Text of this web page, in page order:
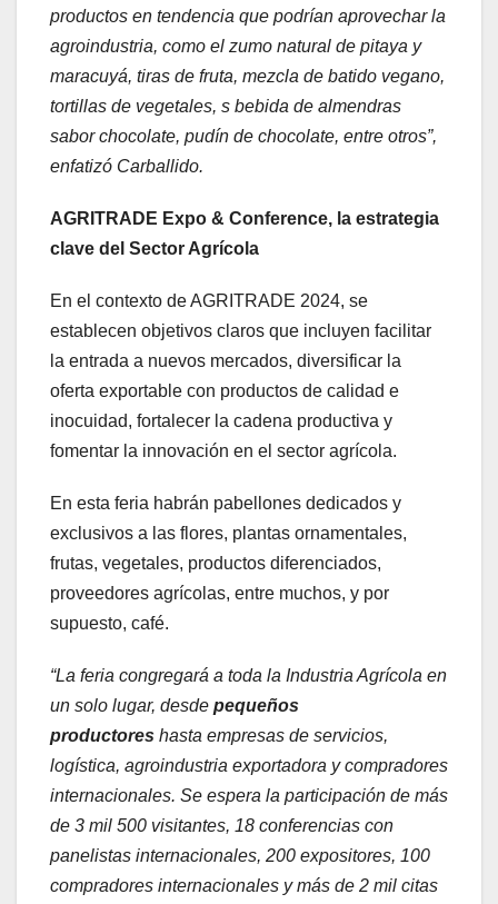
productos en tendencia que podrían aprovechar la
agroindustria, como el zumo natural de pitaya y
maracuyá, tiras de fruta, mezcla de batido vegano,
tortillas de vegetales, s bebida de almendras
sabor chocolate, pudín de chocolate, entre otros”,
enfatizó Carballido.
AGRITRADE Expo & Conference, la estrategia
clave del Sector Agrícola
En el contexto de AGRITRADE 2024, se
establecen objetivos claros que incluyen facilitar
la entrada a nuevos mercados, diversificar la
oferta exportable con productos de calidad e
inocuidad, fortalecer la cadena productiva y
fomentar la innovación en el sector agrícola.
En esta feria habrán pabellones dedicados y
exclusivos a las flores, plantas ornamentales,
frutas, vegetales, productos diferenciados,
proveedores agrícolas, entre muchos, y por
supuesto, café.
“La feria congregará a toda la Industria Agrícola en
un solo lugar, desde pequeños
productores hasta empresas de servicios,
logística, agroindustria exportadora y compradores
internacionales. Se espera la participación de más
de 3 mil 500 visitantes, 18 conferencias con
panelistas internacionales, 200 expositores, 100
compradores internacionales y más de 2 mil citas